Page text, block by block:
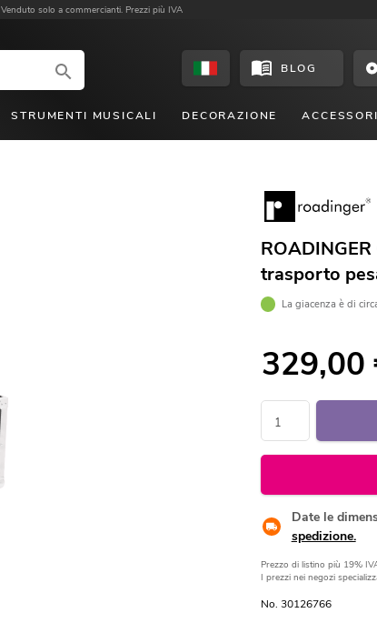
Venduto solo a commercianti. Prezzi più IVA
BLOG
STRUMENTI MUSICALI DECORAZIONE ACCESSORI
trasporto
La giacenza è di
329,00
Date le
spedizione.
Prezzo di listino più 19%
I prezzi nei negozi
No. 30126766